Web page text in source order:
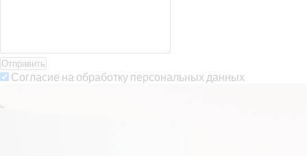
Отправить
Согласие на обработку персональных данных